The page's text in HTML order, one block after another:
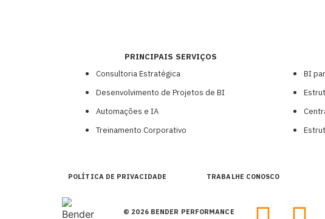
PRINCIPAIS SERVIÇOS
Consultoria Estratégica
Desenvolvimento de Projetos de BI
Automações e IA
Treinamento Corporativo
BI
POLÍTICA DE PRIVACIDADE TRABALHE CONOSCO
© 2026 BENDER PERFORMANCE